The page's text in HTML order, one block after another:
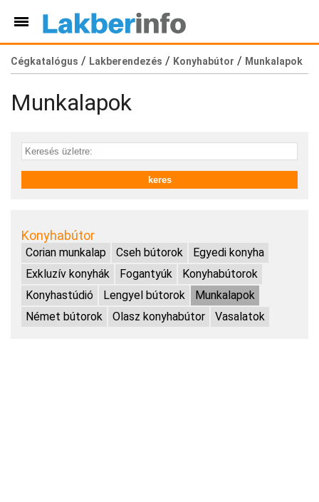
Cégkatalógus / Lakberendezés / Konyhabútor / Munkalapok
Munkalapok
Konyhabútor
Corian munkalap Cseh bútorok
Egyedi konyha
Exkluzív konyhák
Fogantyúk
Konyhabútorok
Konyhastúdió
Lengyel bútorok
Munkalapok
Német bútorok
Olasz konyhabútor Vasalatok